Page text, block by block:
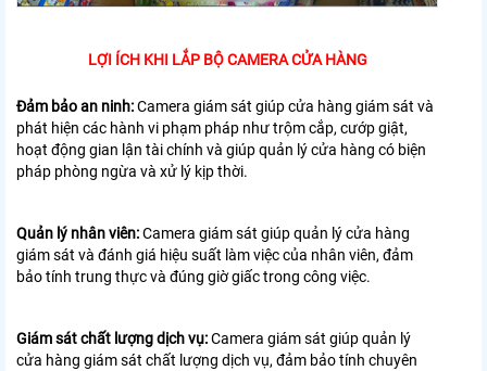
LỢI ÍCH KHI LẮP BỘ CAMERA CỬA HÀNG
Đảm bảo an ninh:Camera giám sát giúp cửa hàng giám sát và
phát hiện các hành vi phạm pháp như trộm cắp, cướp giật,
hoạt động gian lận tài chính và giúp quản lý cửa hàng có biện
pháp phòng ngừa và xử lý kịp thời.
Quản lý nhân viên:Camera giám sát giúp quản lý cửa hàng
giám sát và đánh giá hiệu suất làm việc của nhân viên, đảm
bảo tính trung thực và đúng giờ giấc trong công việc.
Giám sát chất lượng dịch vụ:Camera giám sát giúp quản lý
cửa hàng giám sát chất lượng dịch vụ, đảm bảo tính chuyên